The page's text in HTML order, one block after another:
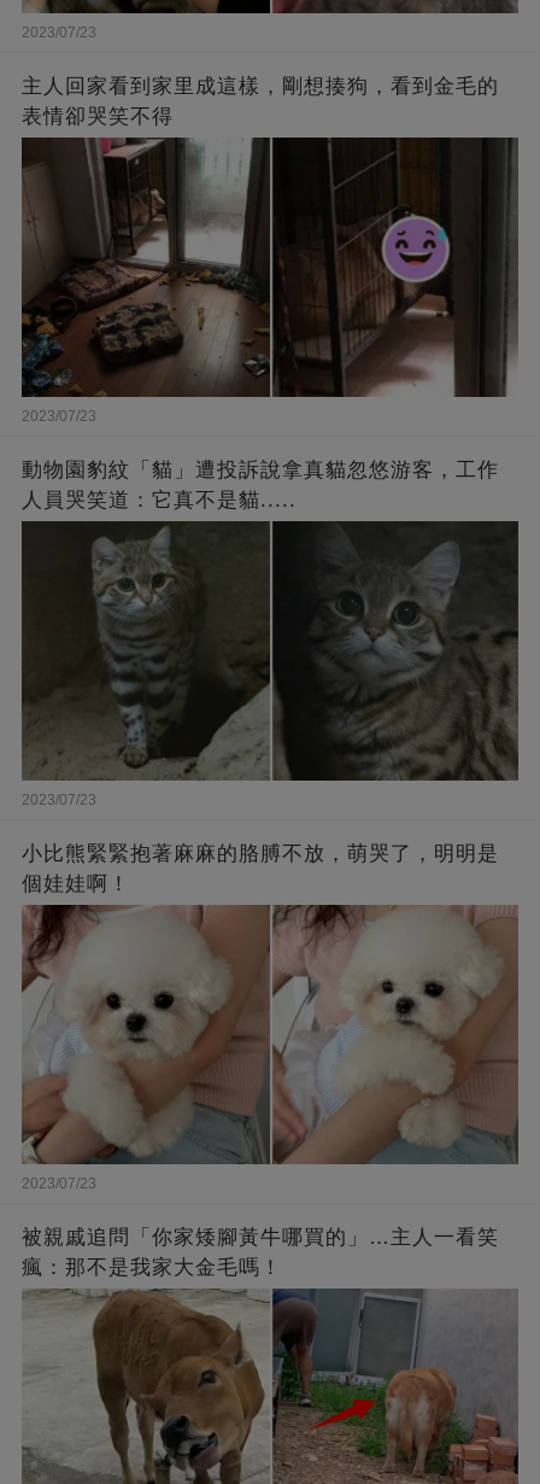
2023/07/23
主人回家看到家里成這樣，剛想揍狗，看到金毛的
表情卻哭笑不得
2023/07/23
動物園豹紋「貓」遭投訴說拿真貓忽悠游客，工作
人員哭笑道：它真不是貓.....
2023/07/23
小比熊緊緊抱著麻麻的胳膊不放，萌哭了，明明是
個娃娃啊！
2023/07/23
被親戚追問「你家矮腳黃牛哪買的」…主人一看笑
瘋：那不是我家大金毛嗎！